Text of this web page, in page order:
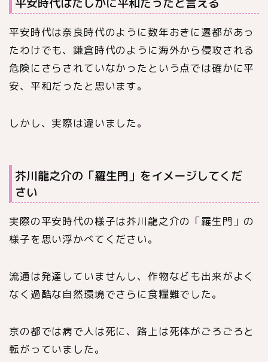
平安時代は奈良時代のように数年おきに遷都があっ
たわけでも、鎌倉時代のように海外から侵攻される
危険にさらされていなかったという点では確かに平
安、平和だったと思います。
しかし、実際は違いました。
芥川龍之介の「羅生門」をイメージしてくだ
さい
実際の平安時代の様子は芥川龍之介の「羅生門」の
様子を思い浮かべてください。
流通は発達していませんし、作物なども出来がよく
なく過酷な自然環境でさらに食糧難でした。
京の都では病で人は死に、路上は死体がごろごろと
転がっていました。